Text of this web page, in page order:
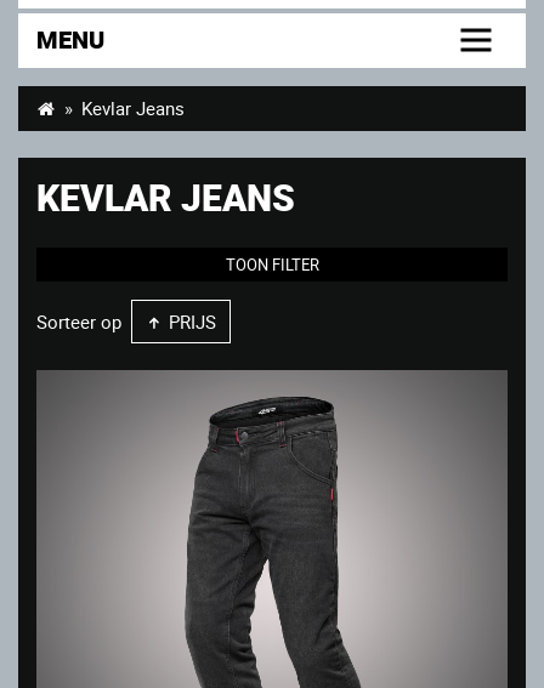
MENU
Kevlar Jeans
KEVLAR JEANS
TOON FILTER
Sorteer op PRIJS